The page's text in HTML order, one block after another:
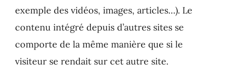
exemple des vidéos, images, articles…). Le
contenu intégré depuis d’autres sites se
comporte de la même manière que si le
visiteur se rendait sur cet autre site.